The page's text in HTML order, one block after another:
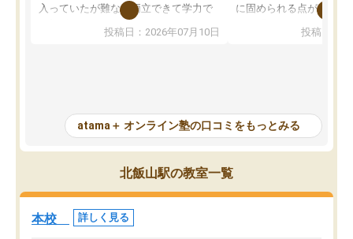
入っていたが難なく両立できて学力で
も部活でも結果を残すことができてよ
かった。また問題演習の際に、自分が
が、自分で自分の管理ができない人に
とっては難しい部分もあるのではない
かと思った。
投稿日：2026年07月10日
に固められる点が魅力で
項目のおかげで、手軽
元数が可視化されるので
しながら意欲的に取り組
常に効果を実感している
すめできる塾です。
投稿日：
atama＋ オンライン塾の口コミをもっとみる
北飯山駅の教室一覧
本校 詳しく見る